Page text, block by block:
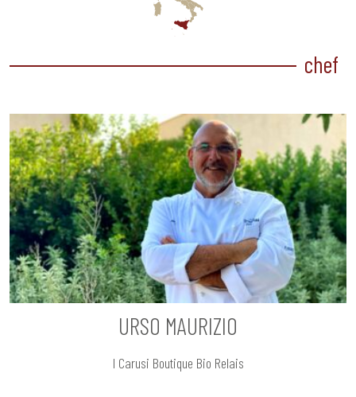
chef
URSO MAURIZIO
I Carusi Boutique Bio Relais